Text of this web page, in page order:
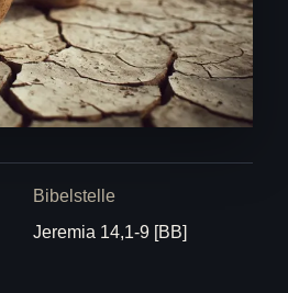
Bibelstelle
Jeremia 14,1-9 [BB]